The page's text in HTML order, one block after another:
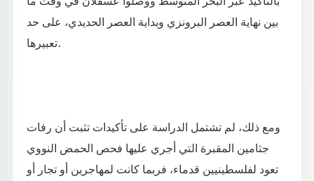
بين نهاية العصر البرونزي وبداية العصر الحديدي، على حد
تعبيرها.
ومع ذلك، لم تشتمل الدراسة على تأكيدات تثبت أن رفات
جثامين المقبرة التي أجري عليها فحص الحمض النووي
تعود لفلسطينيين قدماء، فربما كانت لمهاجرين أو تجار أو